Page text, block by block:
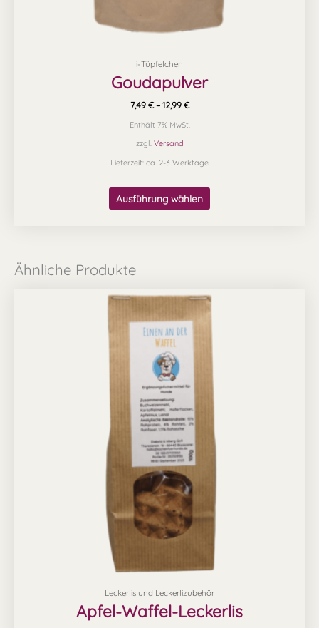
i-Tüpfelchen
Goudapulver
7,49 € – 12,99 €
Enthält 7% MwSt.
zzgl. Versand
Lieferzeit: ca. 2-3 Werktage
Ausführung wählen
werden
Ähnliche Produkte
Leckerlis und Leckerlizubehör
Apfel-Waffel-Leckerlis